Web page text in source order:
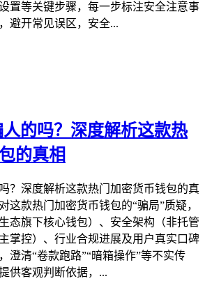
置等关键步骤，每一步标注安全注意事
避开常见误区，安全...
的吗？深度解析这款热
的真相
吗？深度解析这款热门加密货币钱包的真
这款热门加密货币钱包的“骗局”质疑，
态旗下核心钱包）、安全架构（非托管
掌控）、行业合规进展及用户真实口碑
澄清“卷款跑路”“暗箱操作”等不实传
供客观判断依据，...